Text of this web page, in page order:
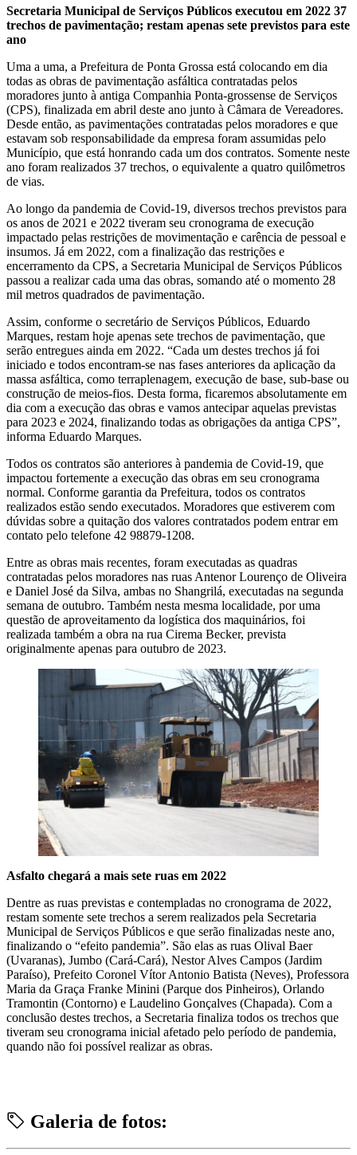
Secretaria Municipal de Serviços Públicos executou em 2022 37
trechos de pavimentação; restam apenas sete previstos para este
ano
Uma a uma, a Prefeitura de Ponta Grossa está colocando em dia
todas as obras de pavimentação asfáltica contratadas pelos
moradores junto à antiga Companhia Ponta-grossense de Serviços
(CPS), finalizada em abril deste ano junto à Câmara de Vereadores.
Desde então, as pavimentações contratadas pelos moradores e que
estavam sob responsabilidade da empresa foram assumidas pelo
Município, que está honrando cada um dos contratos. Somente neste
ano foram realizados 37 trechos, o equivalente a quatro quilômetros
de vias.
Ao longo da pandemia de Covid-19, diversos trechos previstos para
os anos de 2021 e 2022 tiveram seu cronograma de execução
impactado pelas restrições de movimentação e carência de pessoal e
insumos. Já em 2022, com a finalização das restrições e
encerramento da CPS, a Secretaria Municipal de Serviços Públicos
passou a realizar cada uma das obras, somando até o momento 28
mil metros quadrados de pavimentação.
Assim, conforme o secretário de Serviços Públicos, Eduardo
Marques, restam hoje apenas sete trechos de pavimentação, que
serão entregues ainda em 2022. “Cada um destes trechos já foi
iniciado e todos encontram-se nas fases anteriores da aplicação da
massa asfáltica, como terraplenagem, execução de base, sub-base ou
construção de meios-fios. Desta forma, ficaremos absolutamente em
dia com a execução das obras e vamos antecipar aquelas previstas
para 2023 e 2024, finalizando todas as obrigações da antiga CPS”,
informa Eduardo Marques.
Todos os contratos são anteriores à pandemia de Covid-19, que
impactou fortemente a execução das obras em seu cronograma
normal. Conforme garantia da Prefeitura, todos os contratos
realizados estão sendo executados. Moradores que estiverem com
dúvidas sobre a quitação dos valores contratados podem entrar em
contato pelo telefone 42 98879-1208.
Entre as obras mais recentes, foram executadas as quadras
contratadas pelos moradores nas ruas Antenor Lourenço de Oliveira
e Daniel José da Silva, ambas no Shangrilá, executadas na segunda
semana de outubro. Também nesta mesma localidade, por uma
questão de aproveitamento da logística dos maquinários, foi
realizada também a obra na rua Cirema Becker, prevista
originalmente apenas para outubro de 2023.
Asfalto chegará a mais sete ruas em 2022
Dentre as ruas previstas e contempladas no cronograma de 2022,
restam somente sete trechos a serem realizados pela Secretaria
Municipal de Serviços Públicos e que serão finalizadas neste ano,
finalizando o “efeito pandemia”. São elas as ruas Olival Baer
(Uvaranas), Jumbo (Cará-Cará), Nestor Alves Campos (Jardim
Paraíso), Prefeito Coronel Vítor Antonio Batista (Neves), Professora
Maria da Graça Franke Minini (Parque dos Pinheiros), Orlando
Tramontin (Contorno) e Laudelino Gonçalves (Chapada). Com a
conclusão destes trechos, a Secretaria finaliza todos os trechos que
tiveram seu cronograma inicial afetado pelo período de pandemia,
quando não foi possível realizar as obras.
Galeria de fotos: